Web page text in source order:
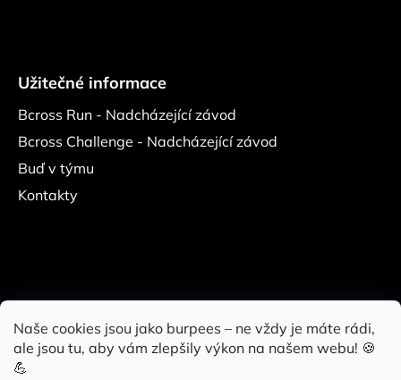
Naše cookies jsou jako burpees – ne vždy je máte rádi,
ale jsou tu, aby vám zlepšily výkon na našem webu! 🍪
💪
Užitečné informace
Bcross Run - Nadcházející závod
Bcross Challenge - Nadcházející závod
Buď v týmu
Kontakty
Bcross Challenge